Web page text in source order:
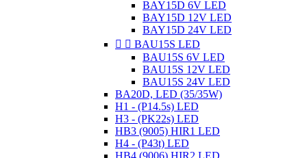
BAY15D 6V LED
BAY15D 12V LED
BAY15D 24V LED
  BAU15S LED
BAU15S 6V LED
BAU15S 12V LED
BAU15S 24V LED
BA20D, LED (35/35W)
H1 - (P14.5s) LED
H3 - (PK22s) LED
HB3 (9005) HIR1 LED
H4 - (P43t) LED
HB4 (9006) HIR2 LED